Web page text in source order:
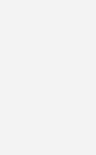
Haushalte und
a Erdgas geliefert und
beheizt. Bei
rollen
von knapp 5 Mrd. Euro/a